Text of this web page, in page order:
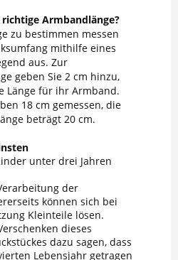
Armbandlänge?
zu bestimmen messen
mithilfe eines
aus. Zur
geben Sie 2 cm hinzu,
Länge für ihr Armband.
18 cm gemessen, die
beträgt 20 cm.
unter drei Jahren
der
können sich bei
Kleinteile lösen.
dieses
dazu sagen, dass
Lebensjahr getragen